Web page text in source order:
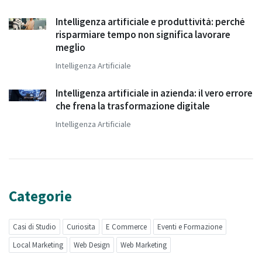
Intelligenza artificiale e produttività: perché
risparmiare tempo non significa lavorare
meglio
Intelligenza Artificiale
Intelligenza artificiale in azienda: il vero errore
che frena la trasformazione digitale
Intelligenza Artificiale
Categorie
Casi di Studio Curiosita E Commerce
Eventi e Formazione
Local Marketing
Web Design Web Marketing